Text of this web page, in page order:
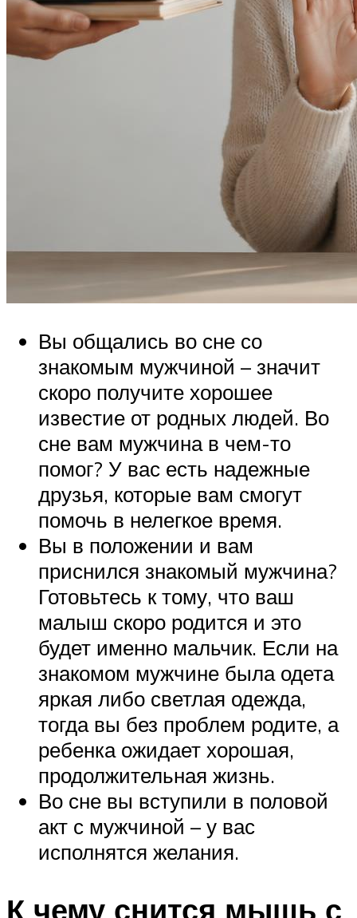
Вы общались во сне со
знакомым мужчиной – значит
скоро получите хорошее
известие от родных людей. Во
сне вам мужчина в чем-то
помог? У вас есть надежные
друзья, которые вам смогут
помочь в нелегкое время.
Вы в положении и вам
приснился знакомый мужчина?
Готовьтесь к тому, что ваш
малыш скоро родится и это
будет именно мальчик. Если на
знакомом мужчине была одета
яркая либо светлая одежда,
тогда вы без проблем родите, а
ребенка ожидает хорошая,
продолжительная жизнь.
Во сне вы вступили в половой
акт с мужчиной – у вас
исполнятся желания.
К чему снится мышь с